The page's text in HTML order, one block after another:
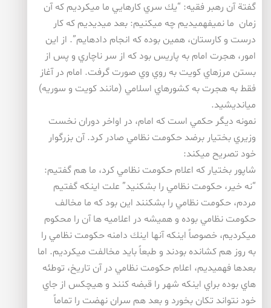
گفتة آن رهبر فقيه: “يك سري كارهايي ما ميكرديم كه آن
زمان ما نميفهميديم چه ميكنيم: بعد ميديديم كه كار
درست و كارستان، همين بوده كه انجام دادهايم”. از اين
امور، هجرت امام به پاريس بود كه از سر ناچاري و پس از
بستن مرزهاي كويت به روي وي صورت گرفت. امام در آغاز
فقط به هجرت به كشورهاي اسلامي (مانند كويت و سوريه)
ميانديشيد.
نمونه ديگر حكمي است كه امام، در اواخر دوران نخست
وزيري بختيار برضد حكومت نظامي صادر كرد. آن بزرگوار
خود تصريح ميكند:
شاپور بختيار كه اعلام حكومت نظامي كرد، ما هم گفتيم:
“نه خير، حكومت نظامي را بشكنيد” علت اينكه گفتيم
مردم، حكومت نظامي را بشكنند اين بود كه ما مخالف
حكومت نظامي بوده و هميشه در اعلاميه ها آن را محكوم
ميكرديم، خصوصاً اينكه آنها اينك دامنه حكومت نظامي را
به روز هم كشانده بودند و طبعاً بايد مخالفت ميكرديم. اما
بعدها فهميديم، اعلام حكومت نظامي در آن تاريخ، توطئه
هاي بوده براي اينكه شهر را قبضه كنند و هيچكس از جاي
خود نتواند تكان بخورد و بعد هم سران نهضت را تماماً